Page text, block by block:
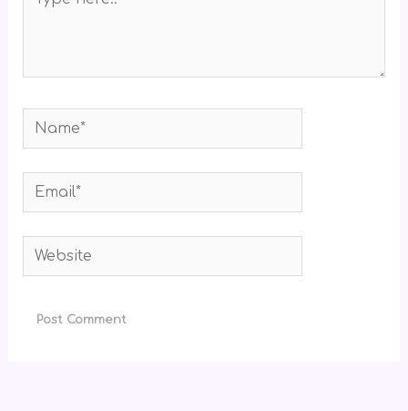
here..
Name*
Email*
Website